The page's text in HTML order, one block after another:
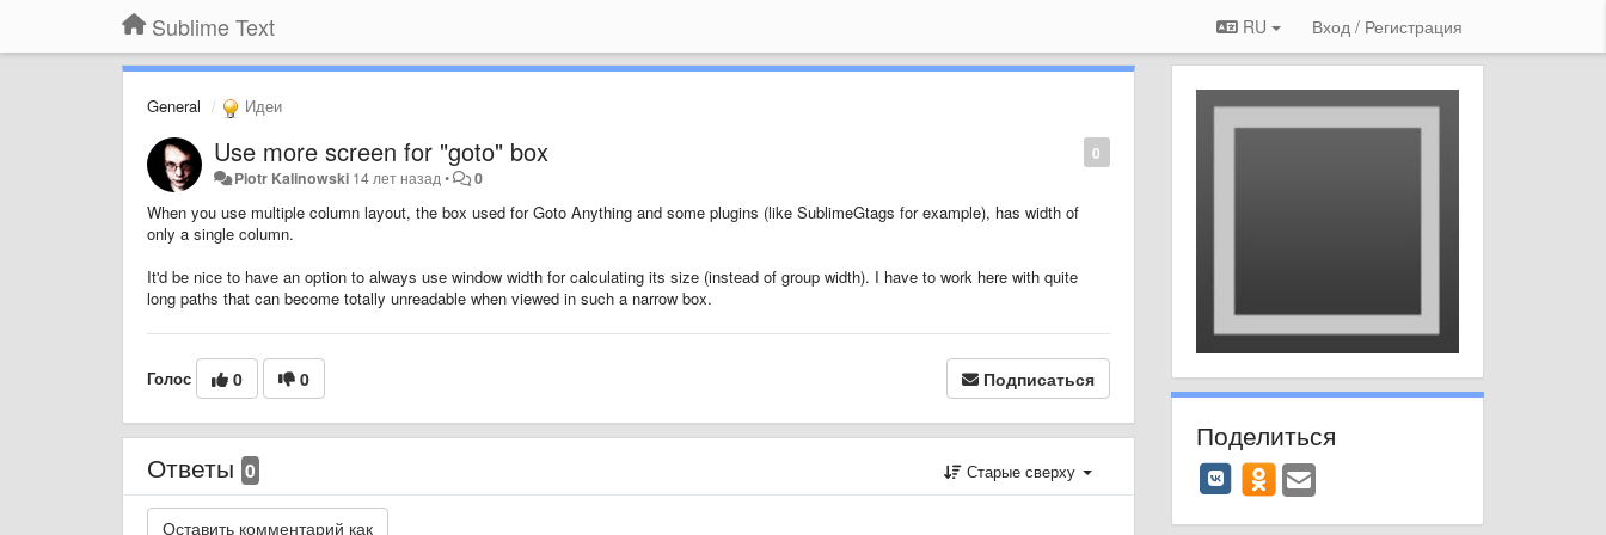
Sublime Text RU Вход / Регистрация
General Идеи
0
Use more screen for "goto" box
Piotr Kalinowski 14 лет назад • 0
When you use multiple column layout, the box used for Goto Anything and some plugins (like SublimeGtags for example), has width of
only a single column.
It'd be nice to have an option to always use window width for calculating its size (instead of group width). I have to work here with quite
long paths that can become totally unreadable when viewed in such a narrow box.
Голос 0 0 Подписаться
Ответы 0 Старые сверху
Поделиться